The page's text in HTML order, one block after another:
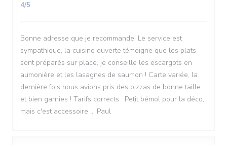
4/5
Bonne adresse que je recommande. Le service est
sympathique, la cuisine ouverte témoigne que les plats
sont préparés sur place, je conseille les escargots en
aumonière et les lasagnes de saumon ! Carte variée, la
dernière fois nous avions pris des pizzas de bonne taille
et bien garnies ! Tarifs corrects . Petit bémol pour la déco,
mais c'est accessoire ... Paul